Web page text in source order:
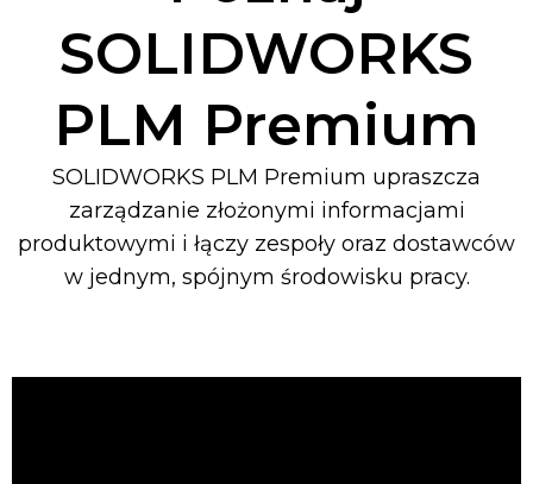
SOLIDWORKS
PLM Premium
SOLIDWORKS PLM Premium upraszcza
zarządzanie złożonymi informacjami
produktowymi i łączy zespoły oraz dostawców
w jednym, spójnym środowisku pracy.